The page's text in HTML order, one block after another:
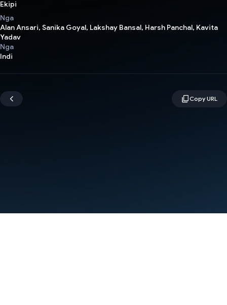
Ekipi
Nga
Alan Ansari, Sanika Goyal, Lakshay Bansal, Harsh Panchal, Kavita
Yadav
Nga
Indi